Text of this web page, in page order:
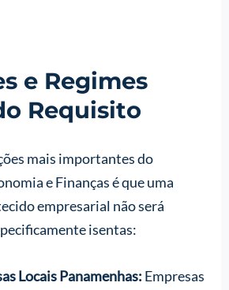
e Regimes
Requisito
mais importantes do
e Finanças é que uma
empresarial não será
isentas:
Locais Panamenhas: Empresas